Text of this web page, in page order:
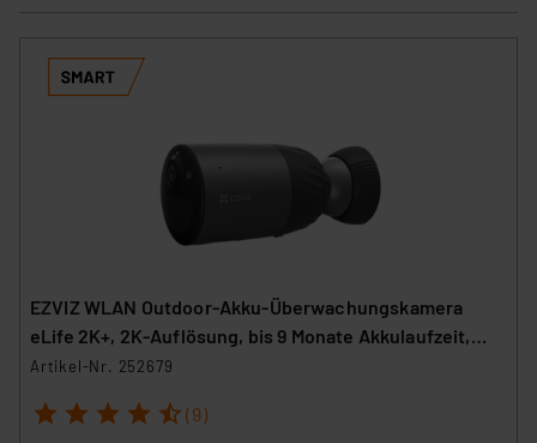
EZVIZ WLAN Outdoor-Akku-Überwachungskamera
eLife 2K+, 2K-Auflösung, bis 9 Monate Akkulaufzeit,
IP66
Artikel-Nr. 252679
1 2 3 4 5 (9)